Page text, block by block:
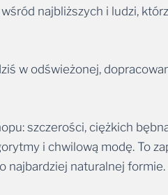
najbliższych i ludzi,
w odświeżonej,
szczerości, ciężkich
i chwilową modę. To
najbardziej naturalnej formie.